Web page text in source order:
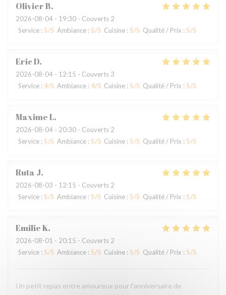
OlivierB
2026-08-04 - 19:30 - Couverts 2
Service : 5/5 Ambiance : 5/5 Cuisine : 5/5 Qualité / Prix : 5/5
EricD
2026-08-04 - 12:15 - Couverts 3
Service : 4/5 Ambiance : 4/5 Cuisine : 5/5 Qualité / Prix : 5/5
MaximeL
2026-08-04 - 20:30 - Couverts 2
Service : 5/5 Ambiance : 5/5 Cuisine : 5/5 Qualité / Prix : 5/5
Ruta J
2026-08-03 - 12:15 - Couverts 2
Service : 5/5 Ambiance : 5/5 Cuisine : 5/5 Qualité / Prix : 5/5
EmilieK
2026-08-01 - 20:15 - Couverts 2
Service :5/5 Ambiance : 5/5 Cuisine : 5/5 Qualité / Prix :5/5
Un petit repas entre amoureux pour l'anniversaire de